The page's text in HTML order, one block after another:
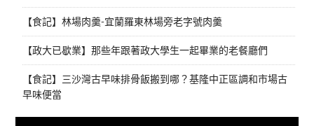
【食記】林場肉羹-宜蘭羅東林場旁老字號肉羹
【政大已歇業】那些年跟著政大學生一起畢業的老餐廳們
【食記】三沙灣古早味排骨飯搬到哪？基隆中正區調和市場古
早味便當